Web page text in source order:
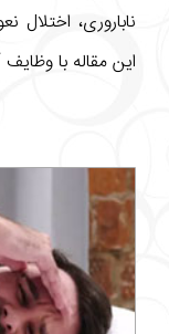
ناباروری،
این مقاله با